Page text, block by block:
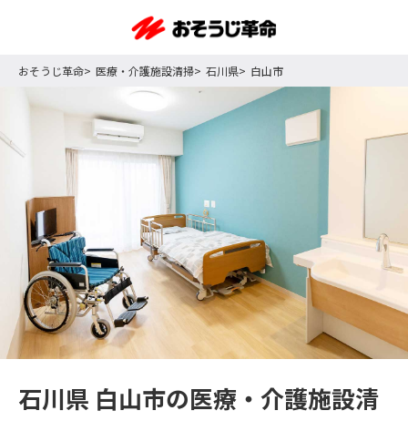
おそうじ革命 医療・介護施設清掃 石川県 白山市
石川県 白山市の医療・介護施設清